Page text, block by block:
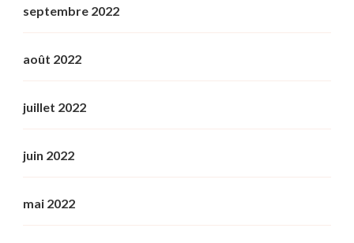
septembre 2022
août 2022
juillet 2022
juin 2022
mai 2022